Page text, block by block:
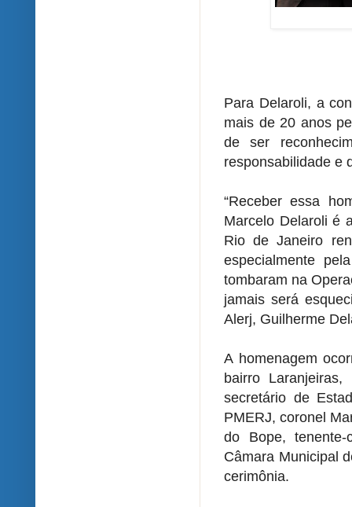
Para Delaroli, a
mais de 20 anos
de ser
responsabilidade e
“Receber essa
Marcelo Delaroli é
Rio de Janeiro
especialmente
tombaram na
jamais será
Alerj, Guilherme
A homenagem
bairro
secretário de
PMERJ, coronel
do Bope,
Câmara Municipal
cerimônia.